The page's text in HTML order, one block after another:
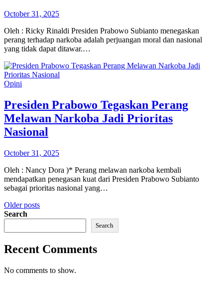
October 31, 2025
Oleh : Ricky Rinaldi Presiden Prabowo Subianto menegaskan
perang terhadap narkoba adalah perjuangan moral dan nasional
yang tidak dapat ditawar.…
Opini
Presiden Prabowo Tegaskan Perang
Melawan Narkoba Jadi Prioritas
Nasional
October 31, 2025
Oleh : Nancy Dora )* Perang melawan narkoba kembali
mendapatkan penegasan kuat dari Presiden Prabowo Subianto
sebagai prioritas nasional yang…
Posts
navigation
Older posts
Search
Search
Recent Comments
No comments to show.